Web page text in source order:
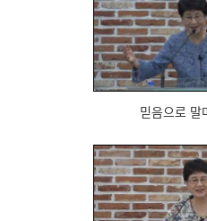
852
믿음으로
786